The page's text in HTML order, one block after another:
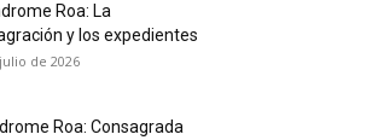
Roa: La
y los expedientes
de 2026
Roa: Consagrada